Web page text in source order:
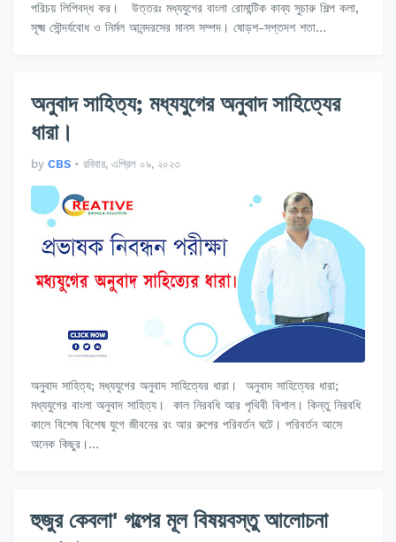
পরিচয় লিপিবদ্ধ কর। উত্তরঃ মধ্যযুগের বাংলা রোমান্টিক কাব্য সুচারু শিল্প কলা,
সূক্ষ্ম সৌন্দর্যবোধ ও নির্মল আনন্দরসের মানস সম্পদ। ষোড়শ-সপ্তদশ শতা…
অনুবাদ সাহিত্য; মধ্যযুগের অনুবাদ সাহিত্যের
ধারা।
by CBS • রবিবার, এপ্রিল ০৯, ২০২৩
অনুবাদ সাহিত্য; মধ্যযুগের অনুবাদ সাহিত্যের ধারা। অনুবাদ সাহিত্যের ধারা;
মধ্যযুগের বাংলা অনুবাদ সাহিত্য। কাল নিরবধি আর পৃথিবী বিশাল। কিন্তু নিরবধি
কালে বিশেষ বিশেষ যুগে জীবনের রং আর রুপের পরিবর্তন ঘটে। পরিবর্তন আসে
অনেক কিছুর।…
হুজুর কেবলা' গল্পের মূল বিষয়বস্তু আলোচনা